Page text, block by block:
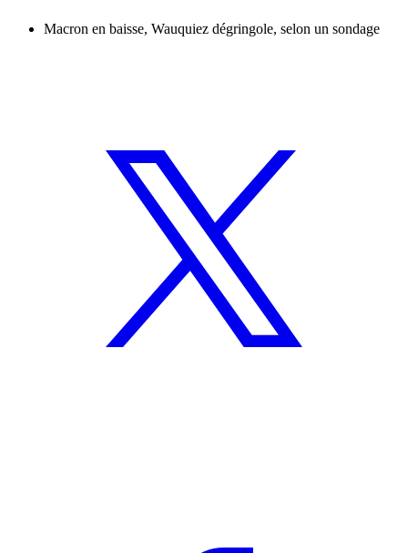
Macron en baisse, Wauquiez dégringole, selon un sondage